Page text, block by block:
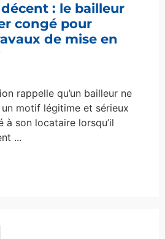
: le bailleur
congé pour
de mise en
rappelle qu’un bailleur ne
motif légitime et sérieux
à son locataire lorsqu’il
...